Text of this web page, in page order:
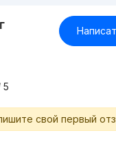
5
свой первый